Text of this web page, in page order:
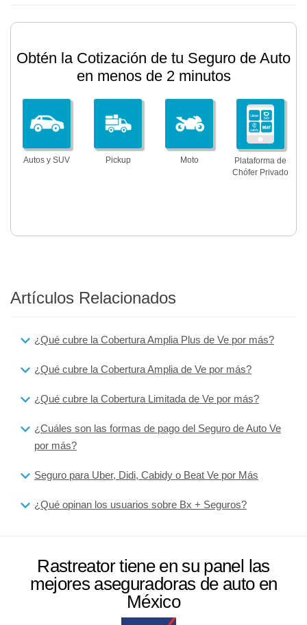
Obtén la Cotización de tu Seguro de Auto
en menos de 2 minutos
Autos y SUV Pickup Moto
Plataforma de
Chófer Privado
Artículos Relacionados
¿Qué cubre la Cobertura Amplia Plus de Ve por más?
¿Qué cubre la Cobertura Amplia de Ve por más?
¿Qué cubre la Cobertura Limitada de Ve por más?
¿Cuáles son las formas de pago del Seguro de Auto Ve
por más?
Seguro para Uber, Didi, Cabidy o Beat Ve por Más
¿Qué opinan los usuarios sobre Bx + Seguros?
Rastreator tiene en su panel las
mejores aseguradoras de auto en
México